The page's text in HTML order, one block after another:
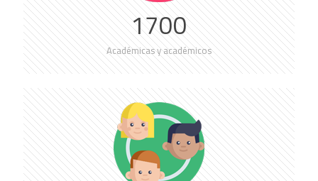
1700
Académicas y académicos